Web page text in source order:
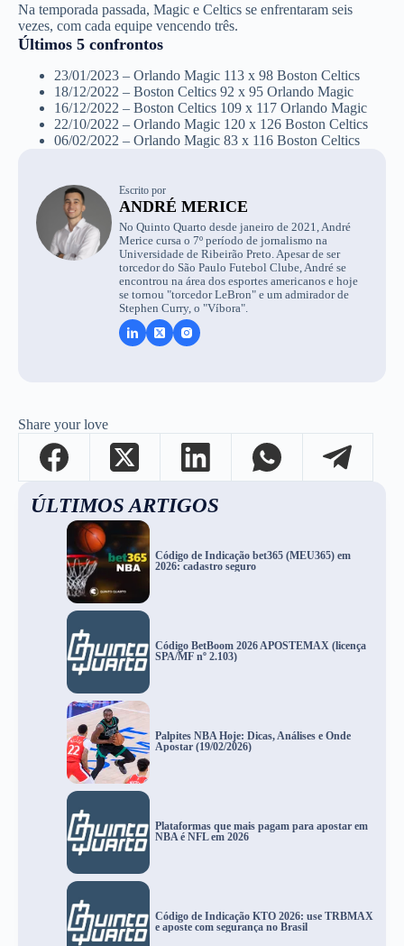
Na temporada passada, Magic e Celtics se enfrentaram seis
vezes, com cada equipe vencendo três.
Últimos 5 confrontos
23/01/2023 – Orlando Magic 113 x 98 Boston Celtics
18/12/2022 – Boston Celtics 92 x 95 Orlando Magic
16/12/2022 – Boston Celtics 109 x 117 Orlando Magic
22/10/2022 – Orlando Magic 120 x 126 Boston Celtics
06/02/2022 – Orlando Magic 83 x 116 Boston Celtics
Escrito por
ANDRÉ MERICE
No Quinto Quarto desde janeiro de 2021, André
Merice cursa o 7º período de jornalismo na
Universidade de Ribeirão Preto. Apesar de ser
torcedor do São Paulo Futebol Clube, André se
encontrou na área dos esportes americanos e hoje
se tornou "torcedor LeBron" e um admirador de
Stephen Curry, o "Víbora".
Share your love
ÚLTIMOS ARTIGOS
Código de Indicação bet365 (MEU365) em
2026: cadastro seguro
Código BetBoom 2026 APOSTEMAX (licença
SPA/MF nº 2.103)
Palpites NBA Hoje: Dicas, Análises e Onde
Apostar (19/02/2026)
Plataformas que mais pagam para apostar em
NBA é NFL em 2026
Código de Indicação KTO 2026: use TRBMAX
e aposte com segurança no Brasil